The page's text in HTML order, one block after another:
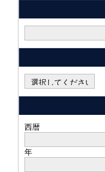
西暦
年